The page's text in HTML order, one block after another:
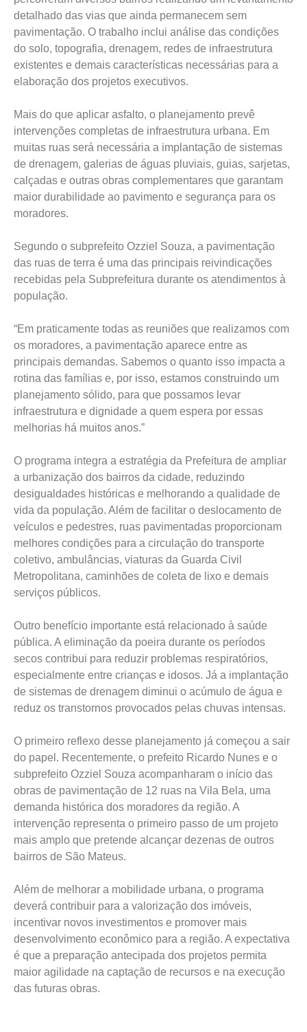
detalhado das vias que ainda permanecem sem
pavimentação. O trabalho inclui análise das condições
do solo, topografia, drenagem, redes de infraestrutura
existentes e demais características necessárias para a
elaboração dos projetos executivos.
Mais do que aplicar asfalto, o planejamento prevê
intervenções completas de infraestrutura urbana. Em
muitas ruas será necessária a implantação de sistemas
de drenagem, galerias de águas pluviais, guias, sarjetas,
calçadas e outras obras complementares que garantam
maior durabilidade ao pavimento e segurança para os
moradores.
Segundo o subprefeito Ozziel Souza, a pavimentação
das ruas de terra é uma das principais reivindicações
recebidas pela Subprefeitura durante os atendimentos à
população.
“Em praticamente todas as reuniões que realizamos com
os moradores, a pavimentação aparece entre as
principais demandas. Sabemos o quanto isso impacta a
rotina das famílias e, por isso, estamos construindo um
planejamento sólido, para que possamos levar
infraestrutura e dignidade a quem espera por essas
melhorias há muitos anos.”
O programa integra a estratégia da Prefeitura de ampliar
a urbanização dos bairros da cidade, reduzindo
desigualdades históricas e melhorando a qualidade de
vida da população. Além de facilitar o deslocamento de
veículos e pedestres, ruas pavimentadas proporcionam
melhores condições para a circulação do transporte
coletivo, ambulâncias, viaturas da Guarda Civil
Metropolitana, caminhões de coleta de lixo e demais
serviços públicos.
Outro benefício importante está relacionado à saúde
pública. A eliminação da poeira durante os períodos
secos contribui para reduzir problemas respiratórios,
especialmente entre crianças e idosos. Já a implantação
de sistemas de drenagem diminui o acúmulo de água e
reduz os transtornos provocados pelas chuvas intensas.
O primeiro reflexo desse planejamento já começou a sair
do papel. Recentemente, o prefeito Ricardo Nunes e o
subprefeito Ozziel Souza acompanharam o início das
obras de pavimentação de 12 ruas na Vila Bela, uma
demanda histórica dos moradores da região. A
intervenção representa o primeiro passo de um projeto
mais amplo que pretende alcançar dezenas de outros
bairros de São Mateus.
Além de melhorar a mobilidade urbana, o programa
deverá contribuir para a valorização dos imóveis,
incentivar novos investimentos e promover mais
desenvolvimento econômico para a região. A expectativa
é que a preparação antecipada dos projetos permita
maior agilidade na captação de recursos e na execução
das futuras obras.